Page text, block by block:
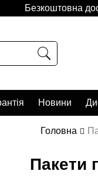
Безкоштовна
Новини
Головна
Пакети